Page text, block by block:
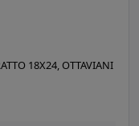
18X24, OTTAVIANI